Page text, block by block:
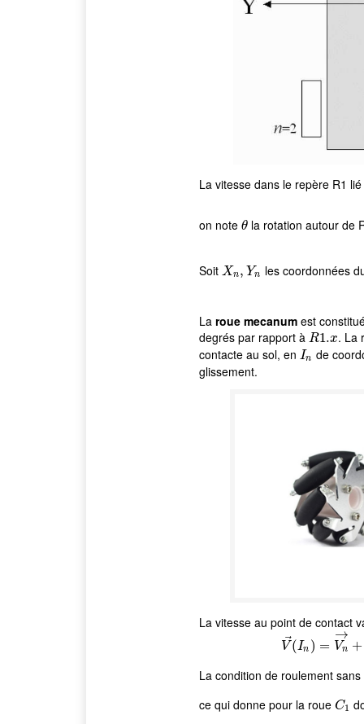
La vitesse dans le repère R1
on note θ
θla rotation autour de
Soit Xn, Yn
Xn,Y n les coordonnées
La roue mecanumest
degrés par rapport à R1.x
R1.x . La
contacte au sol, en In
In de
glissement.
La vitesse au point de contact
V ⃗
(In ) = Vn
→
+
V→( In) =Vn →
La condition de roulement
ce qui donne pour la roue C1
C1